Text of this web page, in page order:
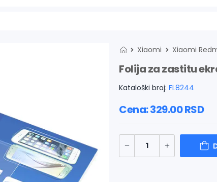
Xiaomi Xiaomi
Folija za zastitu
Kataloški broj: FL8244
Cena:329.00RSD